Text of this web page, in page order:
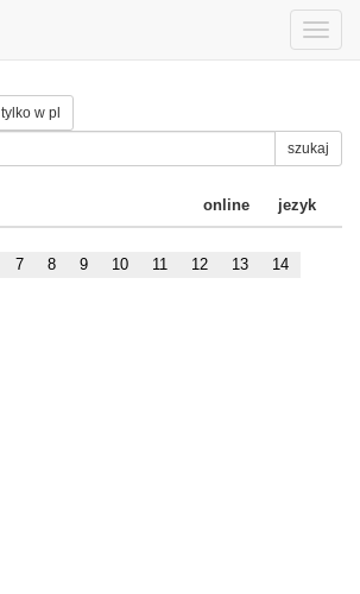
Toggle
tylko w pl
szukaj
online jezyk
7 8 9 10 11 12 13 14